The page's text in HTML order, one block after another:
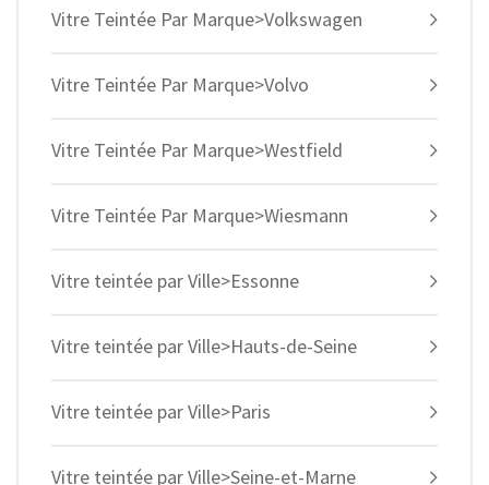
Vitre Teintée Par Marque>Volkswagen
Vitre Teintée Par Marque>Volvo
Vitre Teintée Par Marque>Westfield
Vitre Teintée Par Marque>Wiesmann
Vitre teintée par Ville>Essonne
Vitre teintée par Ville>Hauts-de-Seine
Vitre teintée par Ville>Paris
Vitre teintée par Ville>Seine-et-Marne